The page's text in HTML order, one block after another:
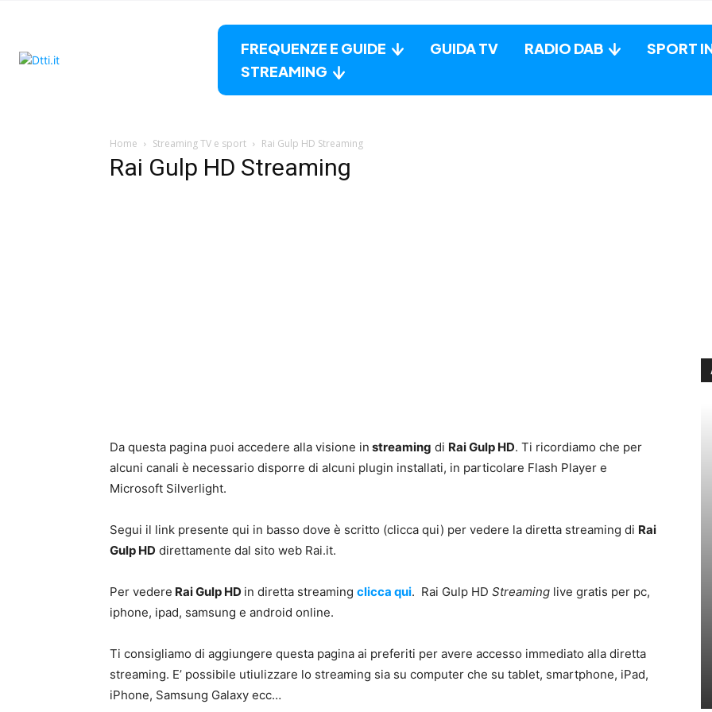
FREQUENZE E GUIDE GUIDA TV RADIO DAB SPORT
STREAMING
Home Streaming TV e sport Rai Gulp HD Streaming
Rai Gulp HD Streaming
Da questa pagina puoi accedere alla visione in streaming di Rai Gulp HD. Ti ricordiamo che per
alcuni canali è necessario disporre di alcuni plugin installati, in particolare Flash Player e
Microsoft Silverlight.
Segui il link presente qui in basso dove è scritto (clicca qui) per vedere la diretta streaming di Rai
Gulp HD direttamente dal sito web Rai.it.
Per vedere Rai Gulp HD in diretta streaming clicca qui. Rai Gulp HD Streaming live gratis per pc,
iphone, ipad, samsung e android online.
Ti consigliamo di aggiungere questa pagina ai preferiti per avere accesso immediato alla diretta
streaming. E’ possibile utiulizzare lo streaming sia su computer che su tablet, smartphone, iPad,
iPhone, Samsung Galaxy ecc…